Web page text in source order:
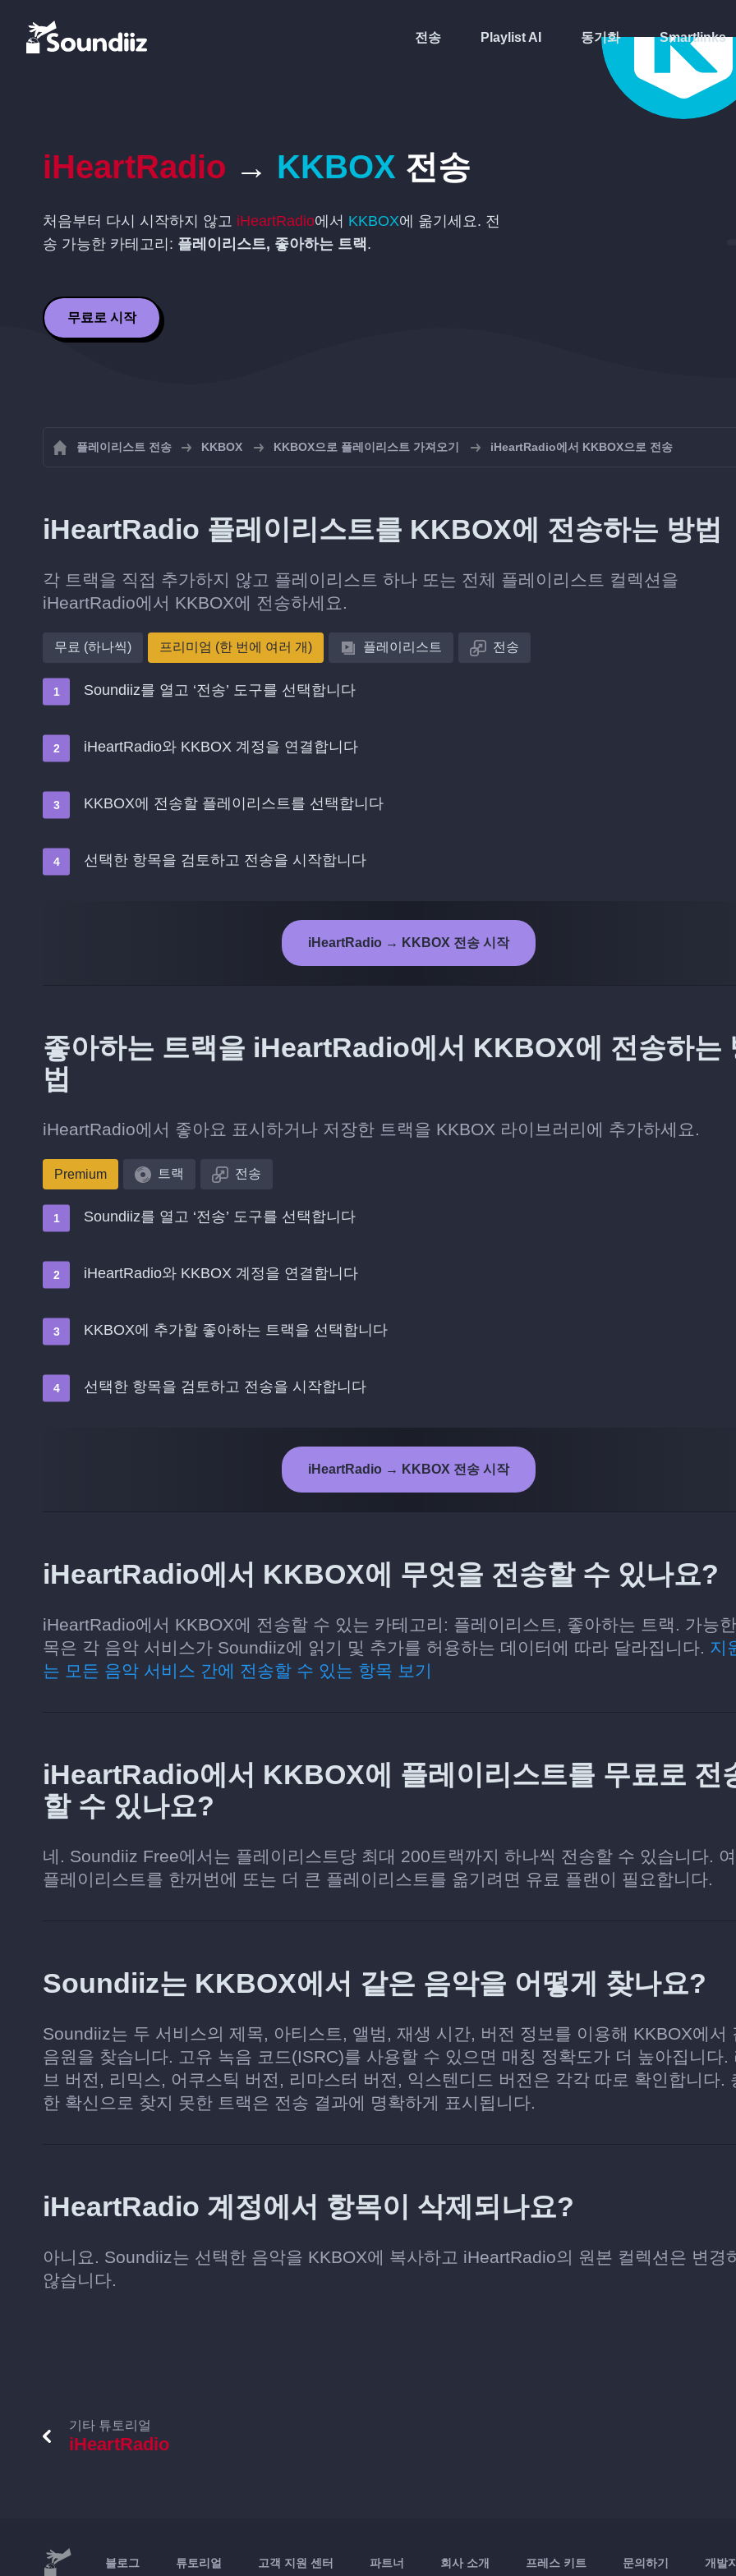
전송 Playlist AI 동기화 Smartlinks
iHeartRadio → KKBOX 전송
처음부터 다시 시작하지 않고 iHeartRadio에서 KKBOX에 옮기세요. 전
송 가능한 카테고리: 플레이리스트, 좋아하는 트랙.
무료로 시작
플레이리스트 전송 KKBOX KKBOX으로 플레이리스트 가져오기 iHeartRadio에서 KKBOX으로 전송
iHeartRadio 플레이리스트를 KKBOX에 전송하는 방법
각 트랙을 직접 추가하지 않고 플레이리스트 하나 또는 전체 플레이리스트 컬렉션을
iHeartRadio에서 KKBOX에 전송하세요.
무료 (하나씩) 프리미엄 (한 번에 여러 개) 플레이리스트 전송
Soundiiz를 열고 ‘전송’ 도구를 선택합니다
iHeartRadio와 KKBOX 계정을 연결합니다
KKBOX에 전송할 플레이리스트를 선택합니다
선택한 항목을 검토하고 전송을 시작합니다
iHeartRadio → KKBOX 전송 시작
좋아하는 트랙을 iHeartRadio에서 KKBOX에 전송하는
법
iHeartRadio에서 좋아요 표시하거나 저장한 트랙을 KKBOX 라이브러리에 추가하세요.
Premium 트랙 전송
Soundiiz를 열고 ‘전송’ 도구를 선택합니다
iHeartRadio와 KKBOX 계정을 연결합니다
KKBOX에 추가할 좋아하는 트랙을 선택합니다
선택한 항목을 검토하고 전송을 시작합니다
iHeartRadio → KKBOX 전송 시작
iHeartRadio에서 KKBOX에 무엇을 전송할 수 있나요?
iHeartRadio에서 KKBOX에 전송할 수 있는 카테고리: 플레이리스트, 좋아하는 트랙. 가능
목은 각 음악 서비스가 Soundiiz에 읽기 및 추가를 허용하는 데이터에 따라 달라집니다. 지
는 모든 음악 서비스 간에 전송할 수 있는 항목 보기
iHeartRadio에서 KKBOX에 플레이리스트를 무료로 전
할 수 있나요?
네. Soundiiz Free에서는 플레이리스트당 최대 200트랙까지 하나씩 전송할 수 있습니다.
플레이리스트를 한꺼번에 또는 더 큰 플레이리스트를 옮기려면 유료 플랜이 필요합니다.
Soundiiz는 KKBOX에서 같은 음악을 어떻게 찾나요?
Soundiiz는 두 서비스의 제목, 아티스트, 앨범, 재생 시간, 버전 정보를 이용해 KKBOX에서
음원을 찾습니다. 고유 녹음 코드(ISRC)를 사용할 수 있으면 매칭 정확도가 더 높아집니다.
브 버전, 리믹스, 어쿠스틱 버전, 리마스터 버전, 익스텐디드 버전은 각각 따로 확인합니다.
한 확신으로 찾지 못한 트랙은 전송 결과에 명확하게 표시됩니다.
iHeartRadio 계정에서 항목이 삭제되나요?
아니요. Soundiiz는 선택한 음악을 KKBOX에 복사하고 iHeartRadio의 원본 컬렉션은 변경
않습니다.
기타 튜토리얼
iHeartRadio
블로그 튜토리얼 고객 지원 센터 파트너 회사 소개 프레스 키트 문의하기 개발